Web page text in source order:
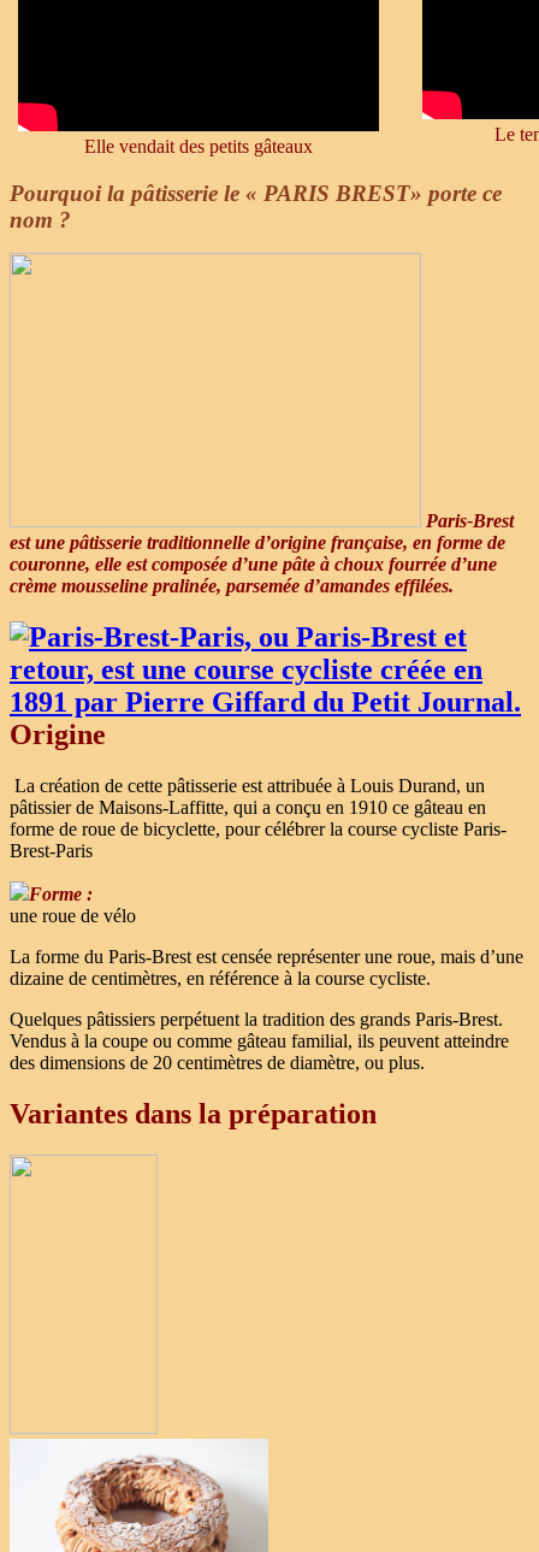
Elle vendait des petits gâteaux
Le
Pourquoi la pâtisserie le « PARIS BREST» porte ce
nom ?
Paris-Brest
est une pâtisserie traditionnelle d’origine française, en forme de
couronne, elle est composée d’une pâte à choux fourrée d’une
crème mousseline pralinée, parsemée d’amandes effilées.
Origine
La création de cette pâtisserie est attribuée à Louis Durand, un
pâtissier de Maisons-Laffitte, qui a conçu en 1910 ce gâteau en
forme de roue de bicyclette, pour célébrer la course cycliste Paris-
Brest-Paris
Forme :
une roue de vélo
La forme du Paris-Brest est censée représenter une roue, mais d’une
dizaine de centimètres, en référence à la course cycliste.
Quelques pâtissiers perpétuent la tradition des grands Paris-Brest.
Vendus à la coupe ou comme gâteau familial, ils peuvent atteindre
des dimensions de 20 centimètres de diamètre, ou plus.
Variantes dans la préparation